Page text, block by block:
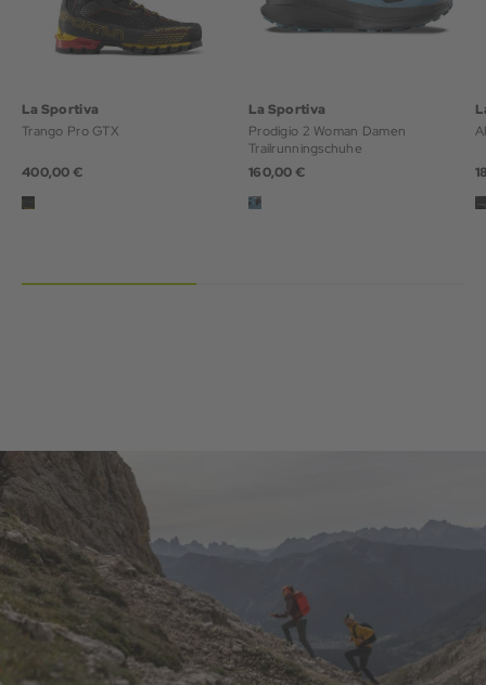
La Sportiva
Trango Pro GTX
400,00 €
La Sportiva
Prodigio 2 Woman Damen
Trailrunningschuhe
160,00 €